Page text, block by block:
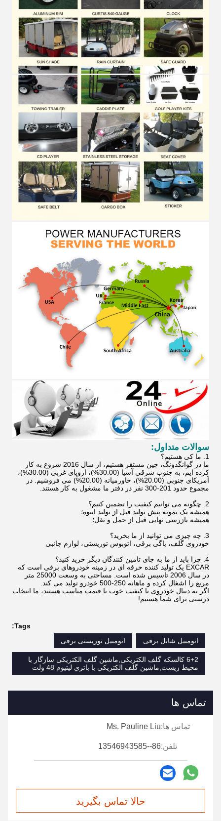
سوالات متداول:
1. ما کی هستیم؟
ما در گوانگدونگ، چین مستقر هستیم، از سال 2016 شروع به کار
کرده ایم، به جنوب شرقی آسیا (30.00%)، اروپای غربی (30.00%)،
آمریکای جنوبی (20.00%)، خاورمیانه (20.00%) می فروشیم. در
مجموع حدود 201-300 نفر در دفتر ما مشغول به کار هستند.
2. چگونه می توانیم کیفیت را تضمین کنیم؟
همیشه یک نمونه پیش تولید قبل از تولید انبوه؛
همیشه بازرسی نهایی قبل از حمل و نقل؛
3. چه چیزی می توانید از ما بخرید؟
خودروی گلف، باگی برقی، اتوبوس توریستی، لوازم جانبی
4. چرا باید از ما به جای تامین کنندگان دیگر خرید کنید؟
EXCAR یک تولید کننده حرفه ای در زمینه خودروهای برقی است که
در سال 2006 تاسیس شده است. مساحتی به وسعت 25000 متر
مربع را اشغال کرده و ماهانه 250-500 خودرو تولید می کند.
اگر به دنبال خودروی با کیفیت خوب با قیمت مناسب هستید، ما انتخاب
درستی برای شما هستیم!
Tags:
اتومبیل شاتل برقی
اتومبیل توریستی برقی
6+2 کالسکه گلف الکتریکی,ماشین گلف الکتریکی سازگار با
محیط زیست,ماشين گلف الکتريکي با باتري ليتيوم 48 ولت
تماس ها
تماس ها:Ms. Pauline Liu
تلفن:86--13546943585
حالا تماس بگیرید